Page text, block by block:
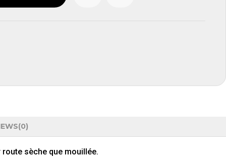
(0)
sèche que mouillée.